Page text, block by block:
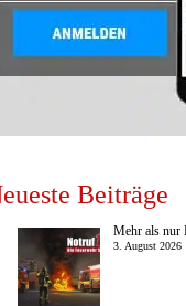
Beiträge
Mehr als nur
3. August 2026